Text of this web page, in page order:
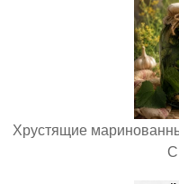
Хрустящие
С